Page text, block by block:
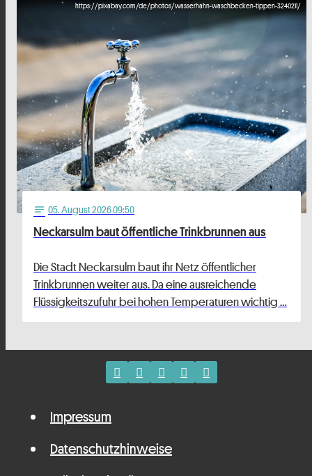
https://pixabay.com/de/photos/wasserhahn-waschbecken-tippen-3240211/
notes 05. August 2026 09:50
Neckarsulm baut öffentliche Trinkbrunnen aus
Die Stadt Neckarsulm baut ihr Netz öffentlicher
Trinkbrunnen weiter aus. Da eine ausreichende
Flüssigkeitszufuhr bei hohen Temperaturen wichtig …
Impressum
Datenschutzhinweise